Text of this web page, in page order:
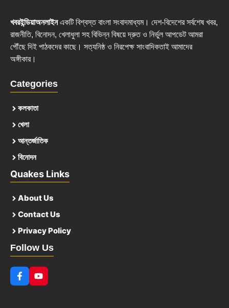
খবরইন্ডিয়াঅনলাইনএকটি বিশ্বস্ত বাংলা সংবাদমাধ্যম। দেশ-বিদেশের সর্বশেষ খবর,
রাজনীতি, বিনোদন, খেলাধুলা সহ বিভিন্ন বিষয়ে দ্রুত ও নির্ভুল আপডেট আমরা
পৌঁছে দিই পাঠকদের কাছে। সত্যনিষ্ঠ ও নিরপেক্ষ সাংবাদিকতাই আমাদের
অঙ্গীকার।
Categories
কলকাতা
খেলা
আন্তর্জাতিক
বিনোদন
Quakes Links
About Us
Contact Us
Privacy Policy
Follow Us